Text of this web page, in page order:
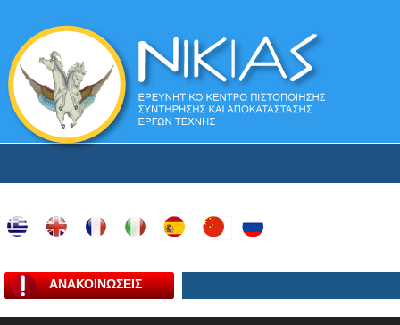
ΑΝΑΚΟΙΝΩΣΕΙΣ